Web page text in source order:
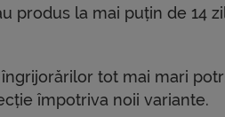
produs la mai puțin de 14
tot mai mari
împotriva noii variante.